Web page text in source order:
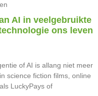
AI in veelgebruikte
ons leven
of AI is allang niet meer
science fiction films, online
LuckyPays of